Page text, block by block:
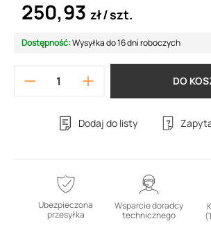
250,93 zł szt.
Dostępność:Wysyłka do 16 dni roboczych
DO
Dodaj do listy
Ubezpieczona
przesyłka
Wsparcie doradcy
technicznego